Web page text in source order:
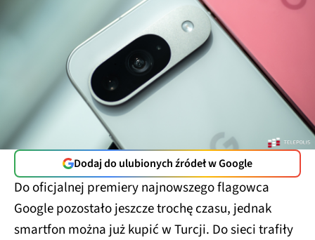
Dodaj do ulubionych źródeł w Google
Do oficjalnej premiery najnowszego flagowca
Google pozostało jeszcze trochę czasu, jednak
smartfon można już kupić w Turcji. Do sieci trafiły